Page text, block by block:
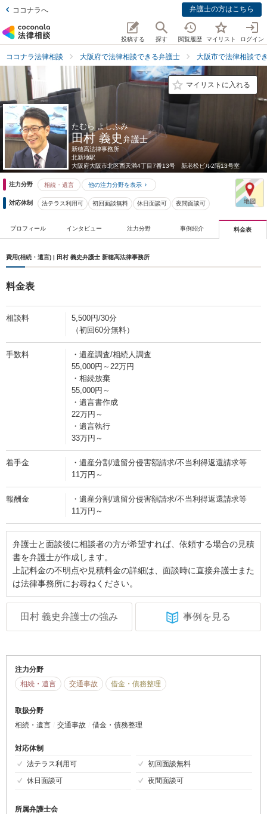
ココナラへ 弁護士の方はこちら
投稿する 探す 閲覧履歴 マイリスト ログイン
ココナラ法律相談 大阪府で法律相談できる弁護士 大阪市で法律相談で
マイリストに入れる
たむら よしふみ
田村 義史弁護士
新穂高法律事務所
北新地駅
大阪府大阪市北区西天満4丁目7番13号 新老松ビル2階13号室
注力分野 相続・遺言 他の注力分野を表示
対応体制 法テラス利用可 初回面談無料 休日面談可 夜間面談可
プロフィール インタビュー 注力分野 事例紹介 料金表
費用(相続・遺言) | 田村 義史弁護士 新穂高法律事務所
料金表
相談料
5,500円/30分
（初回60分無料）
手数料
・遺産調査/相続人調査
55,000円～22万円
・相続放棄
55,000円～
・遺言書作成
22万円～
・遺言執行
33万円～
着手金
・遺産分割/遺留分侵害額請求/不当利得返還請求等
11万円～
報酬金
・遺産分割/遺留分侵害額請求/不当利得返還請求等
11万円～
弁護士と面談後に相談者の方が希望すれば、依頼する場合の見積
書を弁護士が作成します。
上記料金の不明点や見積料金の詳細は、面談時に直接弁護士また
は法律事務所にお尋ねください。
田村 義史弁護士の強み 事例を見る
注力分野
相続・遺言
交通事故 借金・債務整理
取扱分野
相続・遺言
交通事故 借金・債務整理
対応体制
法テラス利用可
初回面談無料
休日面談可
夜間面談可
所属弁護士会